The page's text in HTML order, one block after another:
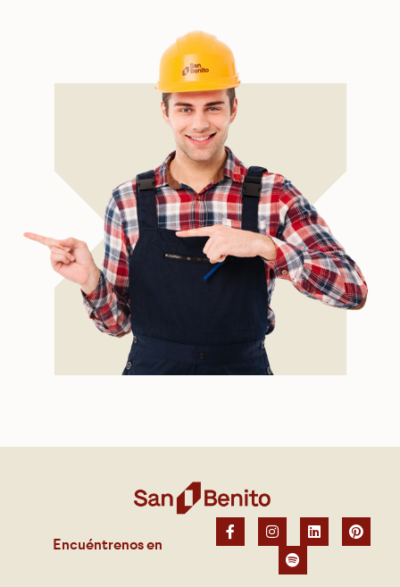
Encuéntrenos en